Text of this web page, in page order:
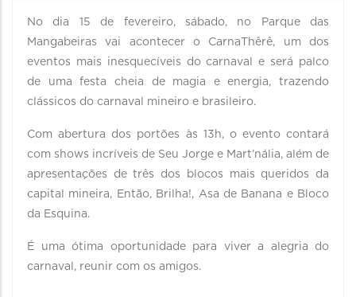
No dia 15 de fevereiro, sábado, no Parque das
Mangabeiras vai acontecer o CarnaThêrê, um dos
eventos mais inesquecíveis do carnaval e será palco
de uma festa cheia de magia e energia, trazendo
clássicos do carnaval mineiro e brasileiro.
Com abertura dos portões às 13h, o evento contará
com shows incríveis de Seu Jorge e Mart’nália, além de
apresentações de três dos blocos mais queridos da
capital mineira, Então, Brilha!, Asa de Banana e Bloco
da Esquina.
É uma ótima oportunidade para viver a alegria do
carnaval, reunir com os amigos.